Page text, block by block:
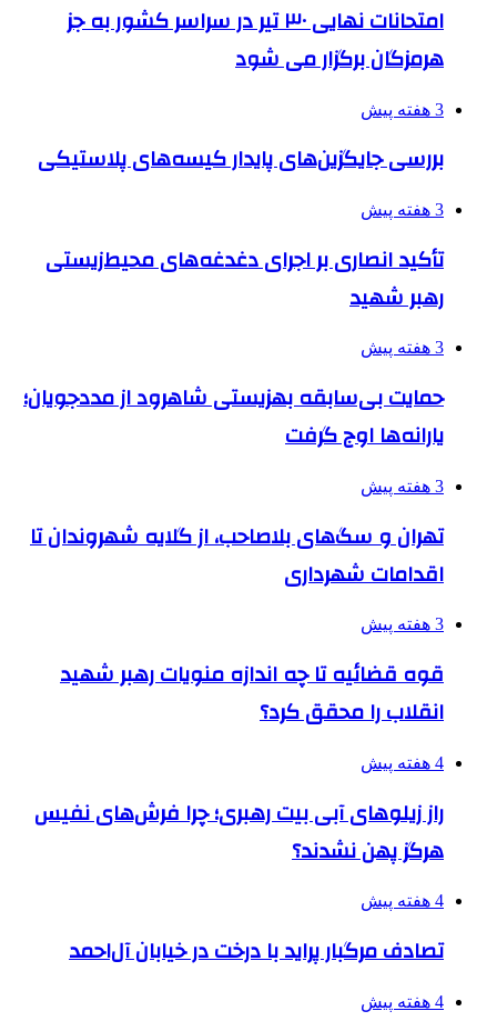
امتحانات نهایی ۳۰ تیر در سراسر کشور به جز
هرمزگان برگزار می شود
3 هفته پیش
بررسی جایگزین‌های پایدار کیسه‌های پلاستیکی
3 هفته پیش
تأکید انصاری بر اجرای دغدغه‌های محیط‌زیستی
رهبر شهید
3 هفته پیش
حمایت بی‌سابقه بهزیستی شاهرود از مددجویان؛
یارانه‌ها اوج گرفت
3 هفته پیش
تهران و سگ‌های بلاصاحب، از گلایه شهروندان تا
اقدامات شهرداری
3 هفته پیش
قوه قضائیه تا چه اندازه منویات رهبر شهید
انقلاب را محقق کرد؟
4 هفته پیش
راز زیلوهای آبی بیت رهبری؛ چرا فرش‌های نفیس
هرگز پهن نشدند؟
4 هفته پیش
تصادف مرگبار پراید با درخت در خیابان آل‌احمد
4 هفته پیش